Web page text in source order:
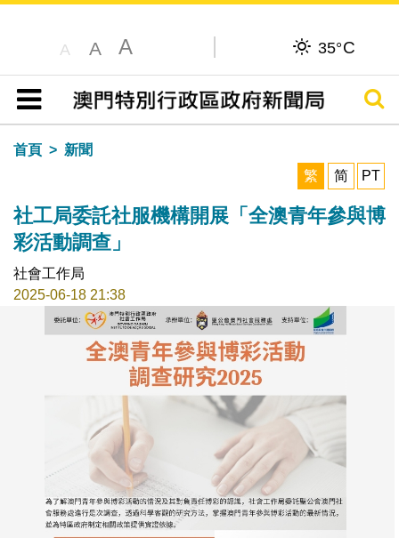
A A A 35°C
目錄
搜尋
首頁
新聞
繁
简 PT
社工局委託社服機構開展「全澳青年參與博
彩活動調查」
社會工作局
2025-06-18 21:38